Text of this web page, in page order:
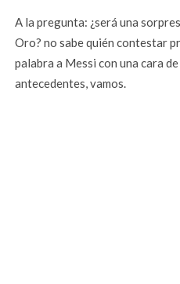
A la pregunta: ¿será una
Oro? no sabe quién contestar
palabra a Messi con una cara
antecedentes, vamos.